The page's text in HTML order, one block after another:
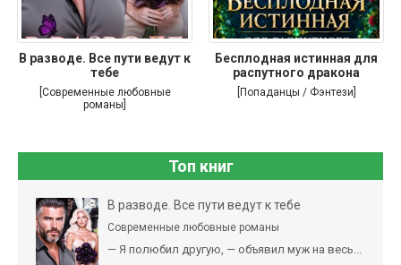
В разводе. Все пути ведут к
тебе
[Современные любовные
романы]
Бесплодная истинная для
распутного дракона
[Попаданцы / Фэнтези]
Топ книг
В разводе. Все пути ведут к тебе
Современные любовные романы
— Я полюбил другую, — объявил муж на весь...